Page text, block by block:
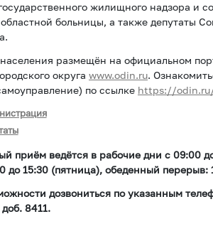
жилищного надзора и
больницы, а также депутаты
размещён на официальном
округа www.odin.ru.
по ссылке https://
приём ведётся в рабочие дни с 09:00
до 15:30 (пятница), обеденный перерыв:
дозвониться по указанным
8411.